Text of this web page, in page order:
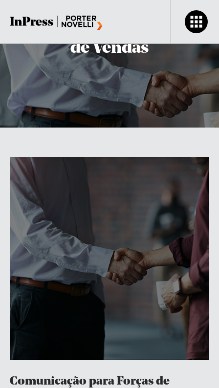
Comunicação para Força
de Vendas
Comunicação para Forças de